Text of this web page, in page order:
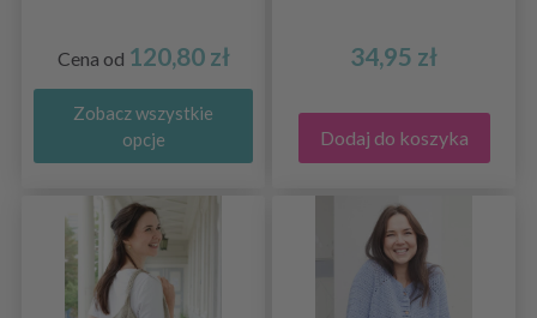
Cena od 120,80 zł
Zobacz wszystkie
opcje
34,95 zł
Dodaj do koszyka